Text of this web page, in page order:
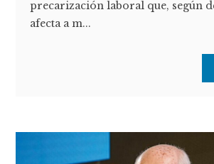
precarización laboral que, según
afecta a m...